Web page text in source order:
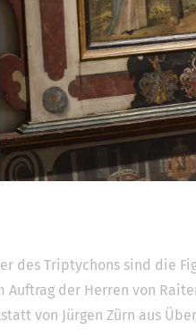
des Triptychons sind die
Auftrag der Herren von
von Jürgen Zürn aus